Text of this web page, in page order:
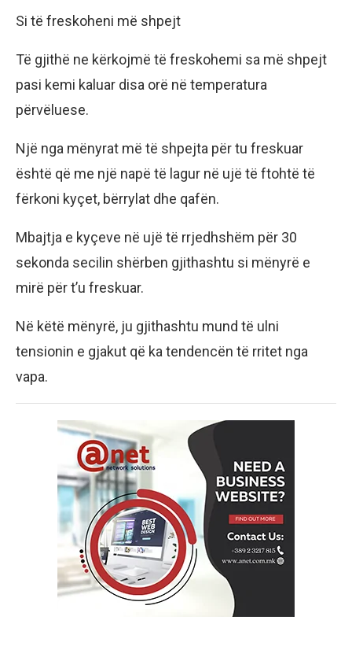
Si të freskoheni më shpejt
Të gjithë ne kërkojmë të freskohemi sa më shpejt
pasi kemi kaluar disa orë në temperatura
përvëluese.
Një nga mënyrat më të shpejta për tu freskuar
është që me një napë të lagur në ujë të ftohtë të
fërkoni kyçet, bërrylat dhe qafën.
Mbajtja e kyçeve në ujë të rrjedhshëm për 30
sekonda secilin shërben gjithashtu si mënyrë e
mirë për t’u freskuar.
Në këtë mënyrë, ju gjithashtu mund të ulni
tensionin e gjakut që ka tendencën të rritet nga
vapa.